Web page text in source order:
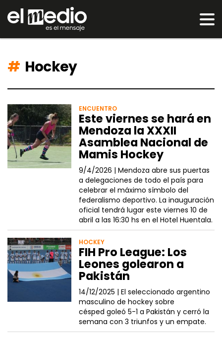
Hockey
ENCUENTRO
Este viernes se hará en
Mendoza la XXXII
Asamblea Nacional de
Mamis Hockey
9/4/2026 |Mendoza abre sus puertas
a delegaciones de todo el país para
celebrar el máximo símbolo del
federalismo deportivo. La inauguración
oficial tendrá lugar este viernes 10 de
abril a las 16:30 hs en el Hotel Huentala.
HOCKEY
FIH Pro League: Los
Leones golearon a
Pakistán
14/12/2025 |El seleccionado argentino
masculino de hockey sobre
césped goleó 5-1 a Pakistán y cerró la
semana con 3 triunfos y un empate.